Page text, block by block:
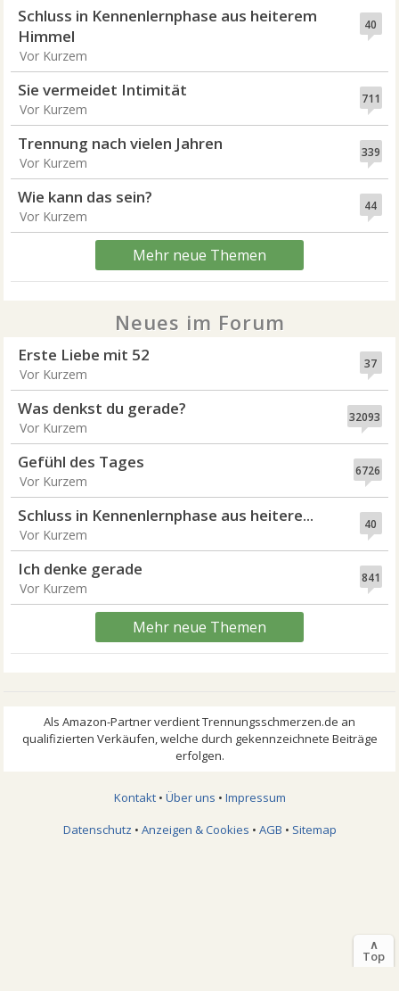
40
Schluss in Kennenlernphase aus heiterem
Himmel
Vor Kurzem
711
Sie vermeidet Intimität
Vor Kurzem
339
Trennung nach vielen Jahren
Vor Kurzem
44
Wie kann das sein?
Vor Kurzem
Mehr neue Themen
Neues im Forum
37
Erste Liebe mit 52
Vor Kurzem
32093
Was denkst du gerade?
Vor Kurzem
6726
Gefühl des Tages
Vor Kurzem
40
Schluss in Kennenlernphase aus heitere...
Vor Kurzem
841
Ich denke gerade
Vor Kurzem
Mehr neue Themen
Kontakt• Über uns • Impressum
Datenschutz • Anzeigen & Cookies • AGB • Sitemap
∧
Top